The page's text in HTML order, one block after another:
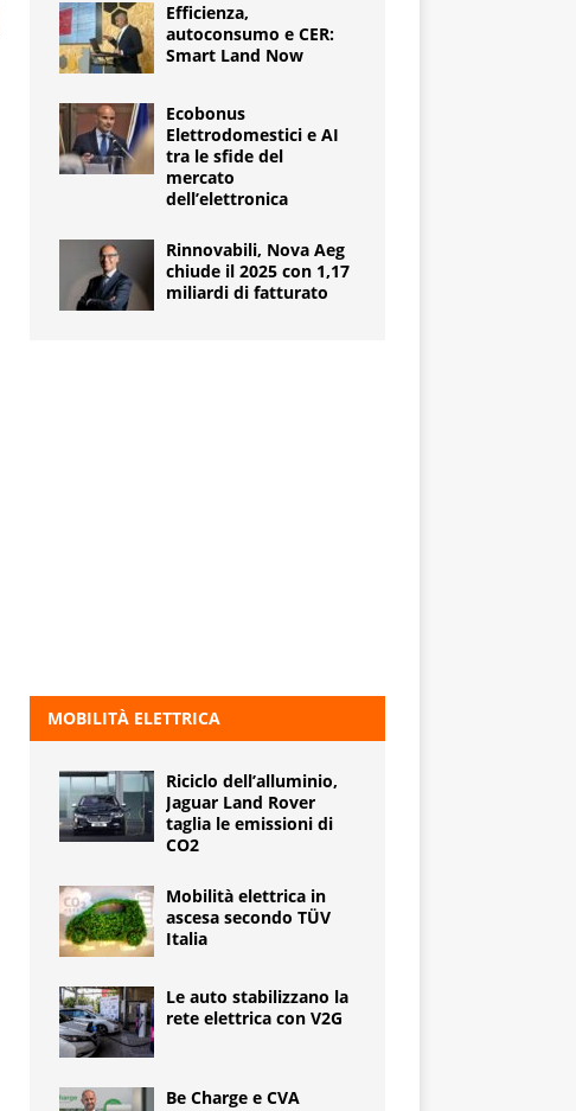
Efficienza,
autoconsumo e CER:
Smart Land Now
Ecobonus
Elettrodomestici e AI
tra le sfide del
mercato
dell’elettronica
Rinnovabili, Nova Aeg
chiude il 2025 con 1,17
miliardi di fatturato
MOBILITÀ ELETTRICA
Riciclo dell’alluminio,
Jaguar Land Rover
taglia le emissioni di
CO2
Mobilità elettrica in
ascesa secondo TÜV
Italia
Le auto stabilizzano la
rete elettrica con V2G
Be Charge e CVA